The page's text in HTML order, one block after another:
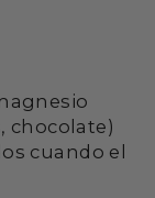
chocolate)
cuando el